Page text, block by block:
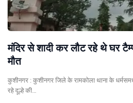
मंदिर से शादी कर लौट रहे थे घर
मौत
कुशीनगर : कुशीनगर जिले के रामकोला थाना के
रहे दूल्हे की…